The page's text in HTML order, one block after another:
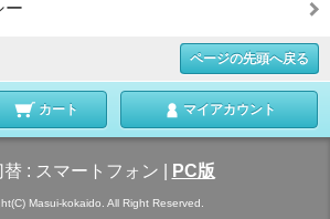
ー
ページの先頭へ戻る
カート マイアカウント
: スマートフォン PC版
Masui-kokaido. All Right Reserved.